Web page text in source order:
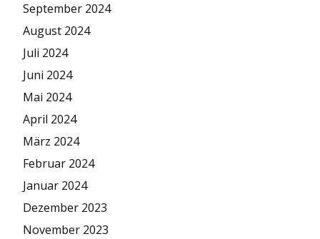
September 2024
August 2024
Juli 2024
Juni 2024
Mai 2024
April 2024
März 2024
Februar 2024
Januar 2024
Dezember 2023
November 2023